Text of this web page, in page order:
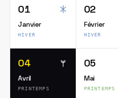
01
Janvier
HIVER
02
Février
HIVER
04
Avril
PRINTEMPS
05
Mai
PRINTEMPS